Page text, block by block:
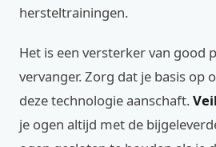
hersteltrainingen.
Het is een versterker van good
vervanger. Zorg dat je basis op
deze technologie aanschaft.
je ogen altijd met de